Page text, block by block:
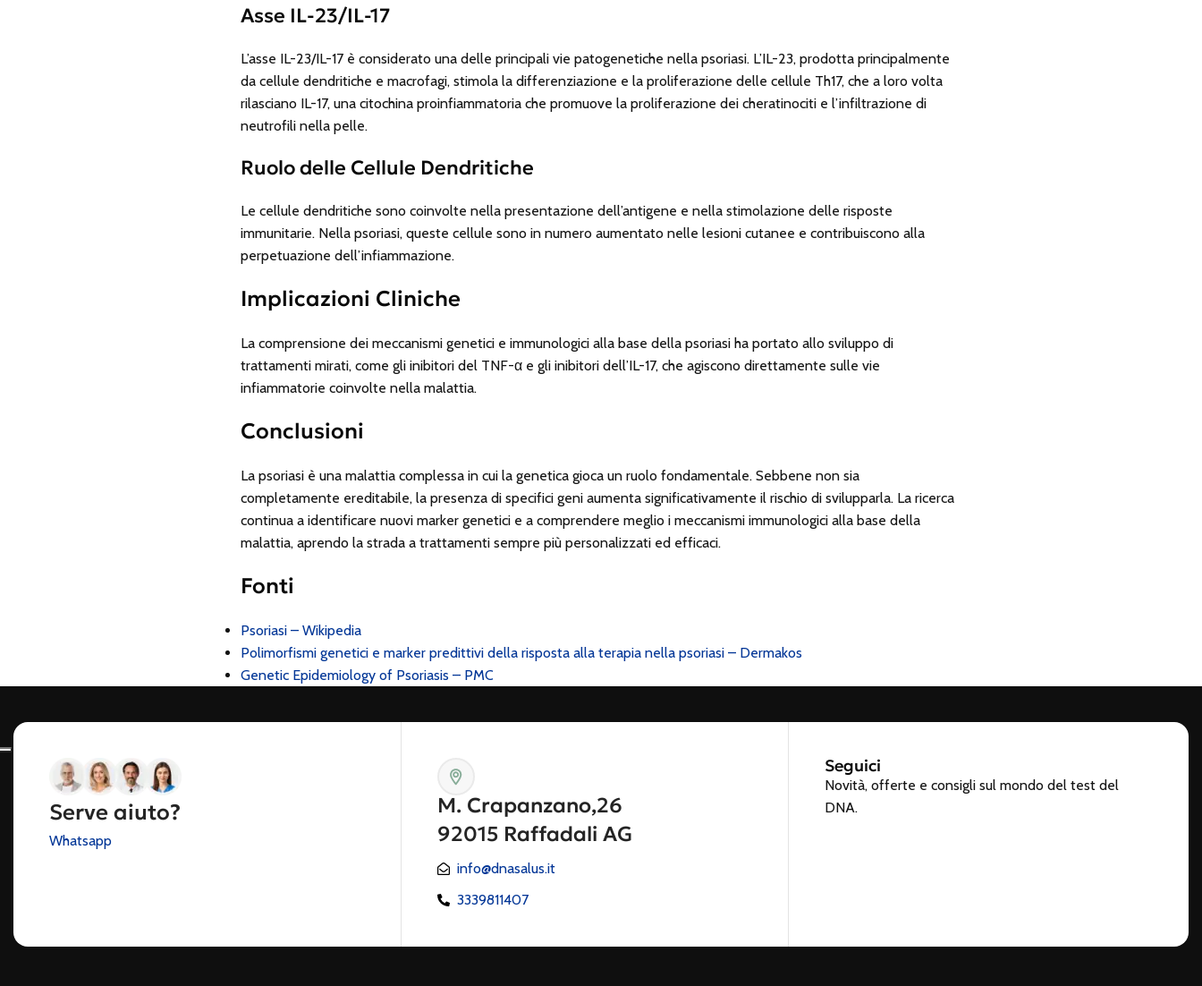
Asse IL-23/IL-17
L’asse IL-23/IL-17 è considerato una delle principali vie patogenetiche nella psoriasi. L’IL-23, prodotta principalmente
da cellule dendritiche e macrofagi, stimola la differenziazione e la proliferazione delle cellule Th17, che a loro volta
rilasciano IL-17, una citochina proinfiammatoria che promuove la proliferazione dei cheratinociti e l’infiltrazione di
neutrofili nella pelle.
Ruolo delle Cellule Dendritiche
Le cellule dendritiche sono coinvolte nella presentazione dell’antigene e nella stimolazione delle risposte
immunitarie. Nella psoriasi, queste cellule sono in numero aumentato nelle lesioni cutanee e contribuiscono alla
perpetuazione dell’infiammazione.
Implicazioni Cliniche
La comprensione dei meccanismi genetici e immunologici alla base della psoriasi ha portato allo sviluppo di
trattamenti mirati, come gli inibitori del TNF-α e gli inibitori dell’IL-17, che agiscono direttamente sulle vie
infiammatorie coinvolte nella malattia.
Conclusioni
La psoriasi è una malattia complessa in cui la genetica gioca un ruolo fondamentale. Sebbene non sia
completamente ereditabile, la presenza di specifici geni aumenta significativamente il rischio di svilupparla. La ricerca
continua a identificare nuovi marker genetici e a comprendere meglio i meccanismi immunologici alla base della
malattia, aprendo la strada a trattamenti sempre più personalizzati ed efficaci.
Fonti
Psoriasi – Wikipedia
Polimorfismi genetici e marker predittivi della risposta alla terapia nella psoriasi – Dermakos
Genetic Epidemiology of Psoriasis – PMC
Serve aiuto?
Whatsapp
M. Crapanzano,26
92015 Raffadali AG
info@dnasalus.it
3339811407
Seguici
Novità, offerte e consigli sul mondo del test del
DNA.